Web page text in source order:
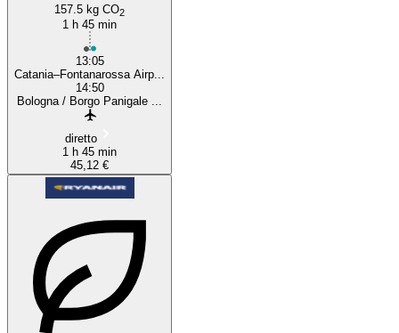
157.5 kg CO2
1 h 45 min
13:05
Catania–Fontanarossa Airp...
14:50
Bologna / Borgo Panigale ...
diretto
1 h 45 min
45,12 €